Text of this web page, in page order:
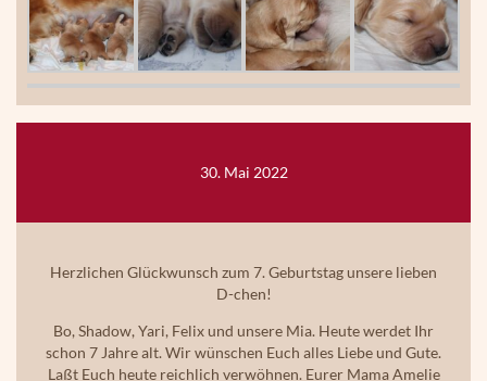
30. Mai 2022
Herzlichen Glückwunsch zum 7. Geburtstag unsere lieben
D-chen!
Bo, Shadow, Yari, Felix und unsere Mia. Heute werdet Ihr
schon 7 Jahre alt. Wir wünschen Euch alles Liebe und Gute.
Laßt Euch heute reichlich verwöhnen. Eurer Mama Amelie